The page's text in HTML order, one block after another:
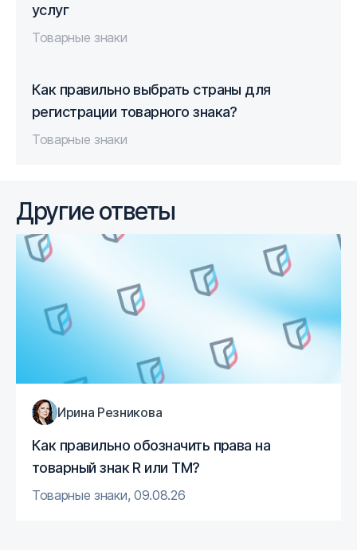
Товарные знаки
услуг
Товарные знаки
Как правильно выбрать страны для
регистрации товарного знака?
Другие ответы
Как правильно обозначить права на
товарный знак R или TM?
Ирина Резникова
Товарные знаки, 09.08.26